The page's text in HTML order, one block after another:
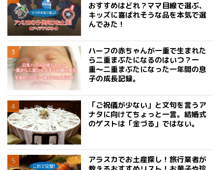
おすすめはどれ？ママ目線で選ぶ、
キッズに喜ばれそうな品を本気で選
んでみた！
ハーフの赤ちゃんが一重で生まれた
ら二重まぶたになるのはいつ？一
重〜二重まぶたになった一年間の息
子の成長記録。
「ご祝儀が少ない」と文句を言うア
ナタに向けてちょっと一言。結婚式
のゲストは「金づる」ではない。
アラスカでお土産探し！旅行業者が